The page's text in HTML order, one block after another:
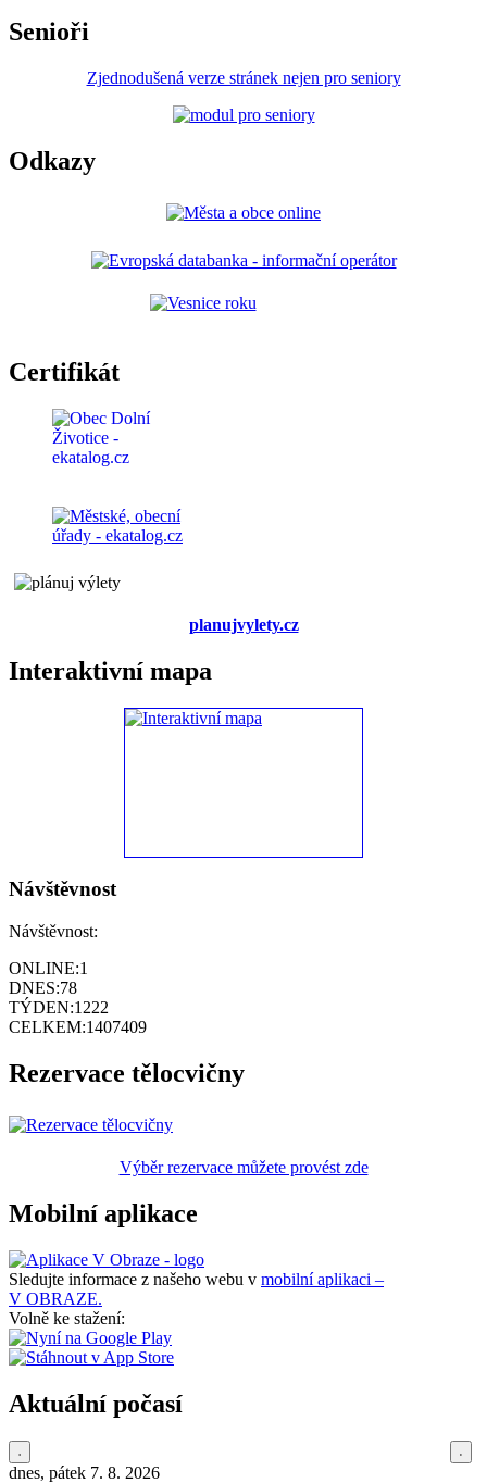
Senioři
Zjednodušená verze stránek nejen pro seniory
Odkazy
Certifikát
planujvylety.cz
Interaktivní mapa
Návštěvnost
Návštěvnost:
ONLINE:1
DNES:78
TÝDEN:1222
CELKEM:1407409
Rezervace tělocvičny
Výběr rezervace můžete provést zde
Mobilní aplikace
Sledujte informace z našeho webu v mobilní aplikaci –
V OBRAZE.
Volně ke stažení:
Aktuální počasí
dnes, pátek 7. 8. 2026